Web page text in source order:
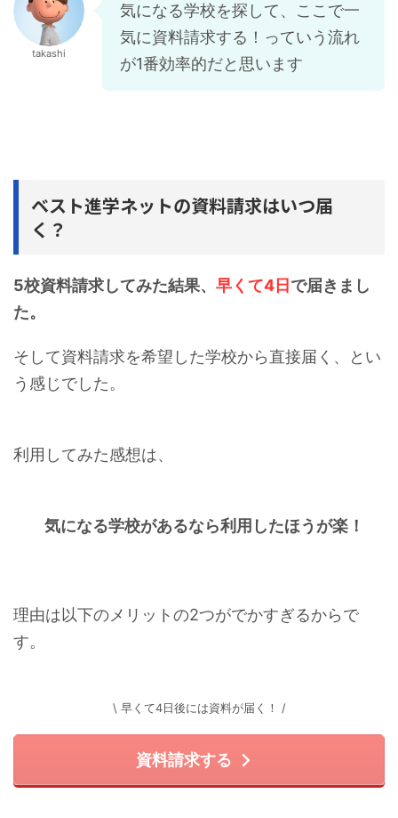
takashi
気になる学校を探して、ここで一
気に資料請求する！っていう流れ
が1番効率的だと思います
ベスト進学ネットの資料請求はいつ届
く？
5校資料請求してみた結果、 早くて4日 で届きまし
た。
そして資料請求を希望した学校から直接届く、とい
う感じでした。
利用してみた感想は、
気になる学校があるなら利用したほうが楽！
理由は以下のメリットの2つがでかすぎるからで
す。
\ 早くて4日後には資料が届く！ /
資料請求する